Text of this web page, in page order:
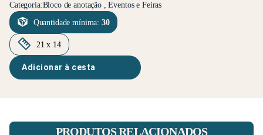
Categoria:Bloco de anotação , Eventos e Feiras
Quantidade mínima: 30
21 x 14
Adicionar à cesta
PRODUTOS RELACIONADOS